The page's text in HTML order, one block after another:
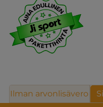
Ilman arvonlisävero